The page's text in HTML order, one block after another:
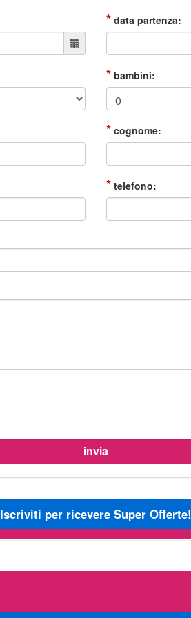
* data partenza:
* bambini:
* cognome:
* telefono:
Iscriviti per ricevere Super Offerte!